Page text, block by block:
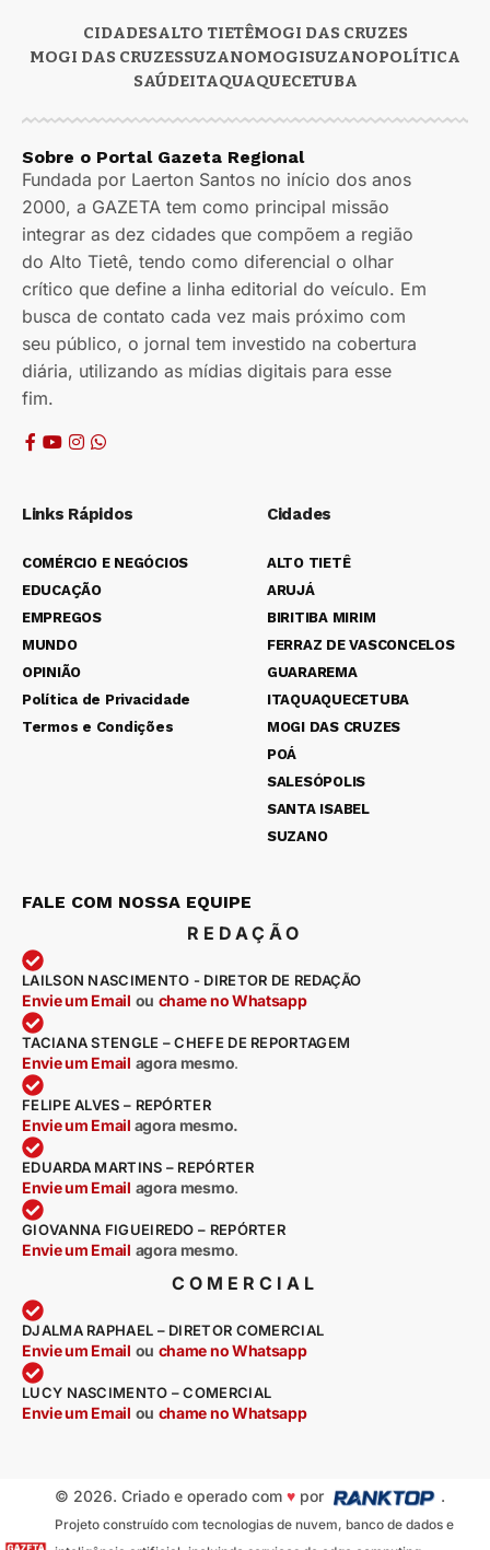
CIDADESALTO TIETÊMOGI DAS CRUZES
MOGI DAS CRUZESSUZANOMOGISUZANOPOLÍTICA
SAÚDEITAQUAQUECETUBA
Sobre o Portal Gazeta Regional
Fundada por Laerton Santos no início dos anos
2000, a GAZETA tem como principal missão
integrar as dez cidades que compõem a região
do Alto Tietê, tendo como diferencial o olhar
crítico que define a linha editorial do veículo. Em
busca de contato cada vez mais próximo com
seu público, o jornal tem investido na cobertura
diária, utilizando as mídias digitais para esse
fim.
Links Rápidos
COMÉRCIO E NEGÓCIOS
EDUCAÇÃO
EMPREGOS
MUNDO
OPINIÃO
Política de Privacidade
Termos e Condições
Cidades
ALTO TIETÊ
ARUJÁ
BIRITIBA MIRIM
FERRAZ DE VASCONCELOS
GUARAREMA
ITAQUAQUECETUBA
MOGI DAS CRUZES
POÁ
SALESÓPOLIS
SANTA ISABEL
SUZANO
FALE COM NOSSA EQUIPE
REDAÇÃO
LAILSON NASCIMENTO - DIRETOR DE REDAÇÃO
Envie um Email ou chame no Whatsapp
TACIANA STENGLE – CHEFE DE REPORTAGEM
Envie um Email agora mesmo.
FELIPE ALVES – REPÓRTER
Envie um Email agora mesmo.
EDUARDA MARTINS – REPÓRTER
Envie um Email agora mesmo.
GIOVANNA FIGUEIREDO – REPÓRTER
Envie um Email agora mesmo.
COMERCIAL
DJALMA RAPHAEL – DIRETOR COMERCIAL
Envie um Email ou chame no Whatsapp
LUCY NASCIMENTO – COMERCIAL
Envie um Email ou chame no Whatsapp
© 2026. Criado e operado com ♥por .
Projeto construído com tecnologias de nuvem, banco de dados e